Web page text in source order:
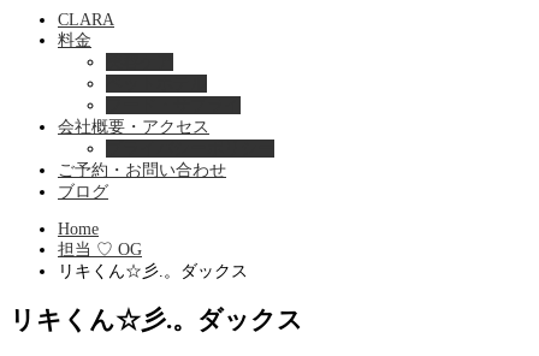
CLARA
料金
会社概要・アクセス
ご予約・お問い合わせ
ブログ
Home
担当 ♡ OG
リキくん☆彡.。ダックス
リキくん☆彡.。ダックス